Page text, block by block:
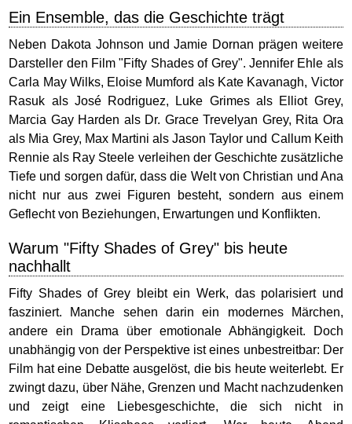
Ein Ensemble, das die Geschichte trägt
Neben Dakota Johnson und Jamie Dornan prägen weitere
Darsteller den Film "Fifty Shades of Grey". Jennifer Ehle als
Carla May Wilks, Eloise Mumford als Kate Kavanagh, Victor
Rasuk als José Rodriguez, Luke Grimes als Elliot Grey,
Marcia Gay Harden als Dr. Grace Trevelyan Grey, Rita Ora
als Mia Grey, Max Martini als Jason Taylor und Callum Keith
Rennie als Ray Steele verleihen der Geschichte zusätzliche
Tiefe und sorgen dafür, dass die Welt von Christian und Ana
nicht nur aus zwei Figuren besteht, sondern aus einem
Geflecht von Beziehungen, Erwartungen und Konflikten.
Warum "Fifty Shades of Grey" bis heute
nachhallt
Fifty Shades of Grey bleibt ein Werk, das polarisiert und
fasziniert. Manche sehen darin ein modernes Märchen,
andere ein Drama über emotionale Abhängigkeit. Doch
unabhängig von der Perspektive ist eines unbestreitbar: Der
Film hat eine Debatte ausgelöst, die bis heute weiterlebt. Er
zwingt dazu, über Nähe, Grenzen und Macht nachzudenken
und zeigt eine Liebesgeschichte, die sich nicht in